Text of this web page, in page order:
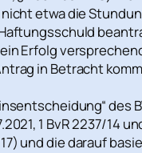
etwa die
Erfolg
in Betracht
des
1 BvR 2237/14
und die darauf